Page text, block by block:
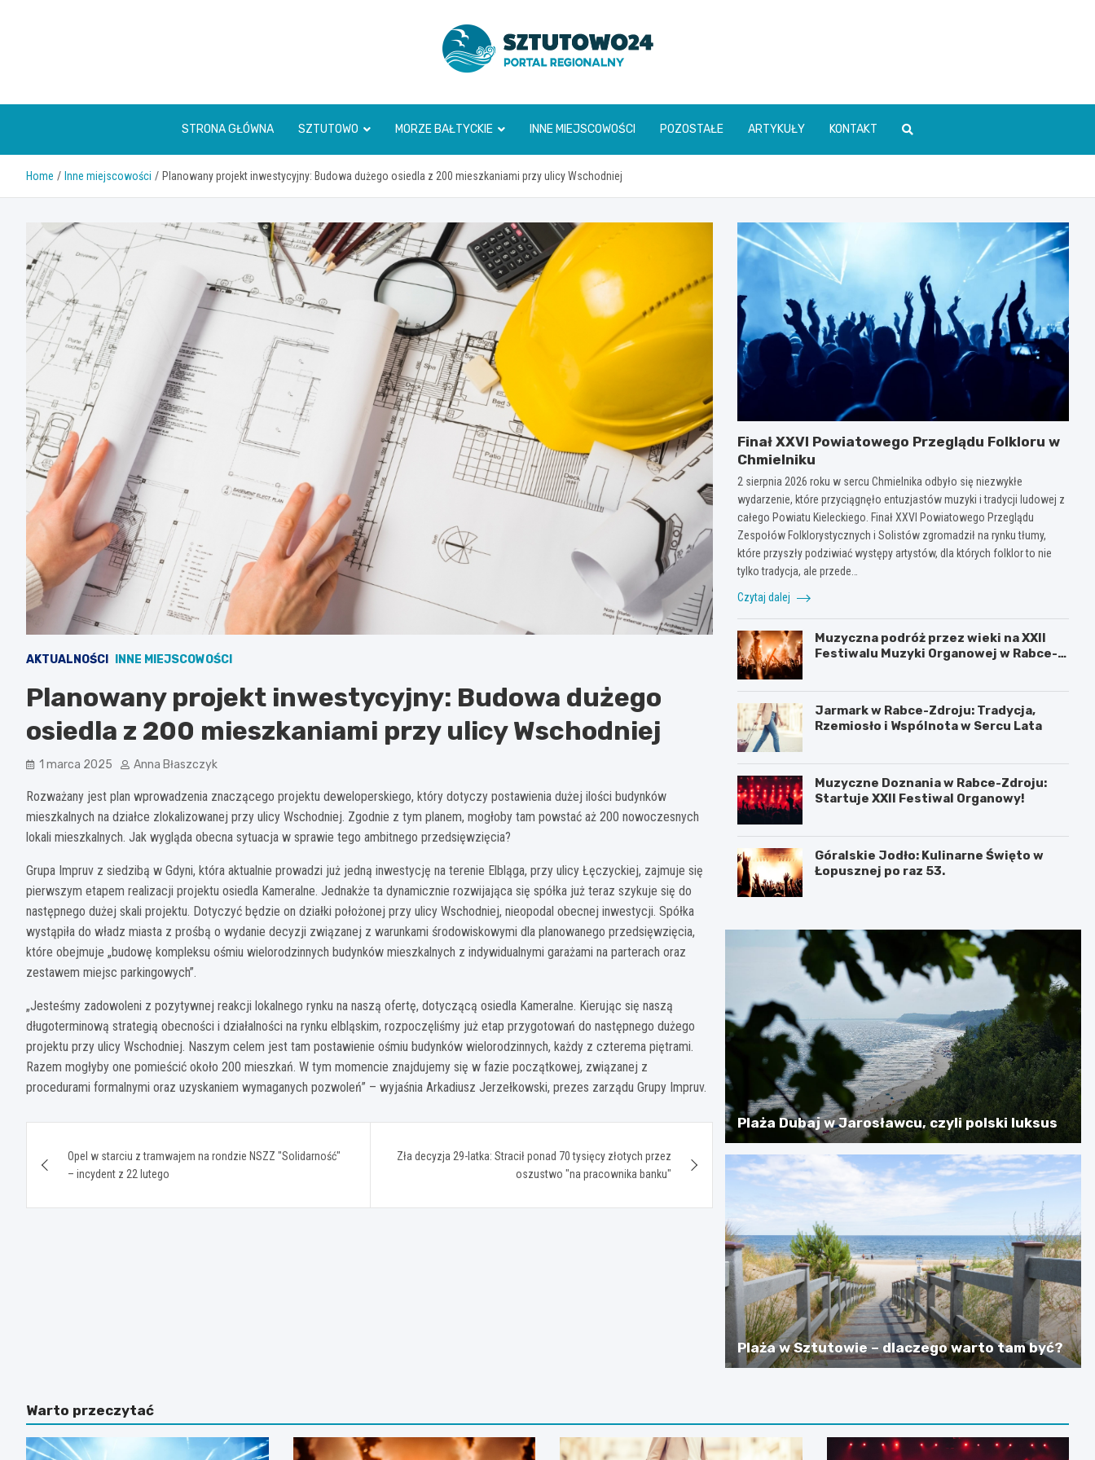
www.sztutowo24.pl
STRONA GŁÓWNA SZTUTOWO MORZE BAŁTYCKIE INNE MIEJSCOWOŚCI POZOSTAŁE ARTYKUŁY KONTAKT
Home Inne miejscowości Planowany projekt inwestycyjny: Budowa dużego osiedla z 200 mieszkaniami przy ulicy Wschodniej
AKTUALNOŚCI INNE MIEJSCOWOŚCI
Planowany projekt inwestycyjny: Budowa dużego
osiedla z 200 mieszkaniami przy ulicy Wschodniej
1 marca 2025 Anna Błaszczyk
Rozważany jest plan wprowadzenia znaczącego projektu deweloperskiego, który dotyczy postawienia dużej ilości budynków
mieszkalnych na działce zlokalizowanej przy ulicy Wschodniej. Zgodnie z tym planem, mogłoby tam powstać aż 200 nowoczesnych
lokali mieszkalnych. Jak wygląda obecna sytuacja w sprawie tego ambitnego przedsięwzięcia?
Grupa Impruv z siedzibą w Gdyni, która aktualnie prowadzi już jedną inwestycję na terenie Elbląga, przy ulicy Łęczyckiej, zajmuje się
pierwszym etapem realizacji projektu osiedla Kameralne. Jednakże ta dynamicznie rozwijająca się spółka już teraz szykuje się do
następnego dużej skali projektu. Dotyczyć będzie on działki położonej przy ulicy Wschodniej, nieopodal obecnej inwestycji. Spółka
wystąpiła do władz miasta z prośbą o wydanie decyzji związanej z warunkami środowiskowymi dla planowanego przedsięwzięcia,
które obejmuje „budowę kompleksu ośmiu wielorodzinnych budynków mieszkalnych z indywidualnymi garażami na parterach oraz
zestawem miejsc parkingowych”.
„Jesteśmy zadowoleni z pozytywnej reakcji lokalnego rynku na naszą ofertę, dotyczącą osiedla Kameralne. Kierując się naszą
długoterminową strategią obecności i działalności na rynku elbląskim, rozpoczęliśmy już etap przygotowań do następnego dużego
projektu przy ulicy Wschodniej. Naszym celem jest tam postawienie ośmiu budynków wielorodzinnych, każdy z czterema piętrami.
Razem mogłyby one pomieścić około 200 mieszkań. W tym momencie znajdujemy się w fazie początkowej, związanej z
procedurami formalnymi oraz uzyskaniem wymaganych pozwoleń” – wyjaśnia Arkadiusz Jerzełkowski, prezes zarządu Grupy Impruv.
wpisu
Opel w starciu z tramwajem na rondzie NSZZ "Solidarność"
– incydent z 22 lutego
Zła decyzja 29-latka: Stracił ponad 70 tysięcy złotych przez
oszustwo "na pracownika banku"
Finał XXVI Powiatowego Przeglądu Folkloru w
Chmielniku
2 sierpnia 2026 roku w sercu Chmielnika odbyło się niezwykłe
wydarzenie, które przyciągnęło entuzjastów muzyki i tradycji ludowej z
całego Powiatu Kieleckiego. Finał XXVI Powiatowego Przeglądu
Zespołów Folklorystycznych i Solistów zgromadził na rynku tłumy,
które przyszły podziwiać występy artystów, dla których folklor to nie
tylko tradycja, ale przede…
Czytaj dalej
Muzyczna podróż przez wieki na XXII
Festiwalu Muzyki Organowej w Rabce-
Jarmark w Rabce-Zdroju: Tradycja,
Rzemiosło i Wspólnota w Sercu Lata
Muzyczne Doznania w Rabce-Zdroju:
Startuje XXII Festiwal Organowy!
Góralskie Jodło: Kulinarne Święto w
Łopusznej po raz 53.
Plaża Dubaj w Jarosławcu, czyli polski luksus
Plaża w Sztutowie – dlaczego warto tam być?
Warto przeczytać